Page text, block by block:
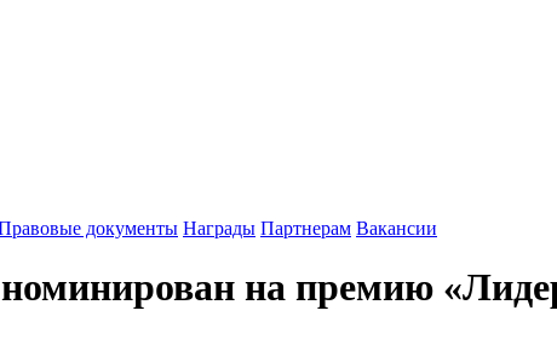
документы Награды Партнерам Вакансии
на премию